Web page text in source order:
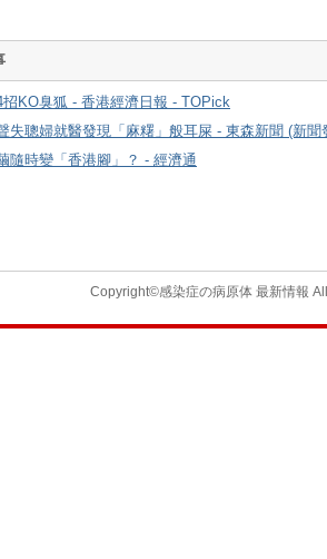
KO臭狐 - 香港經濟日報 - TOPick
失聰婦就醫發現「麻糬」般耳屎 - 東森新聞 (新聞
隨時變「香港腳」？ - 經濟通
Copyright©感染症の病原体 最新情報